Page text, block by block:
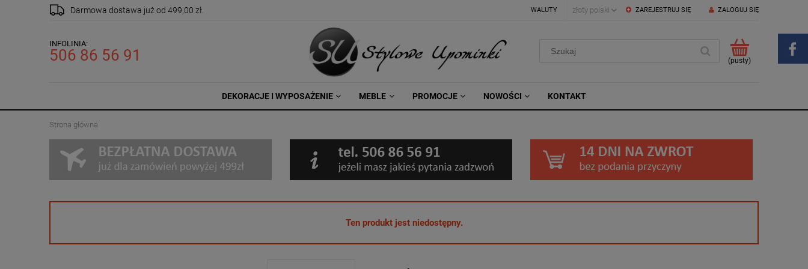
Darmowa dostawa już od 499,00 zł. ZAREJESTRUJ SIĘ ZALOGUJ SIĘ
WALUTY
INFOLINIA:
506 86 56 91 (pusty)
DEKORACJE I WYPOSAŻENIE MEBLE PROMOCJE NOWOŚCI KONTAKT
Strona główna
Ten produkt jest niedostępny.